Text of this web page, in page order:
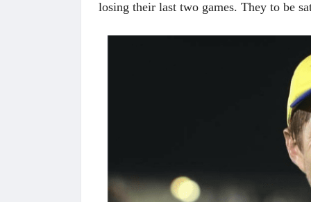
losing their last two games. They to be